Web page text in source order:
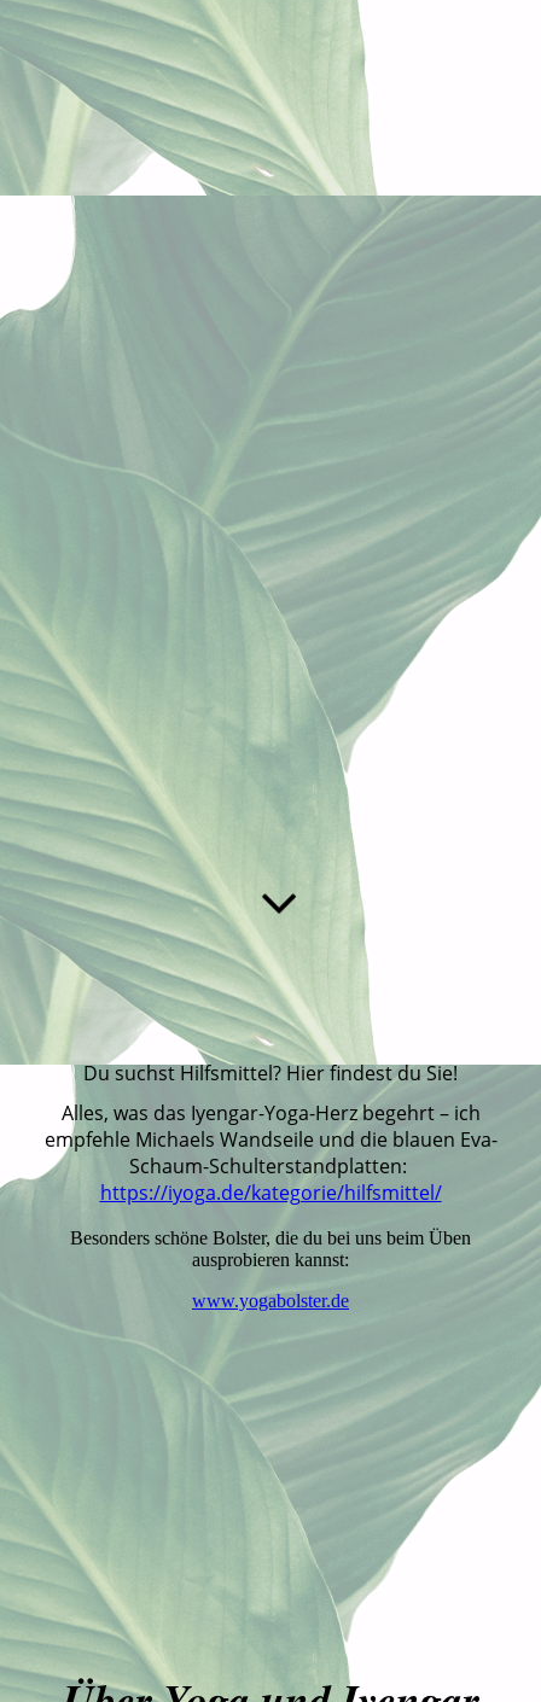
Du suchst Hilfsmittel? Hier findest du Sie!
Alles, was das Iyengar-Yoga-Herz begehrt – ich
empfehle Michaels Wandseile und die blauen Eva-
Schaum-Schulterstandplatten:
https://iyoga.de/kategorie/hilfsmittel/
Besonders schöne Bolster, die du bei uns beim Üben
ausprobieren kannst:
www.yogabolster.de